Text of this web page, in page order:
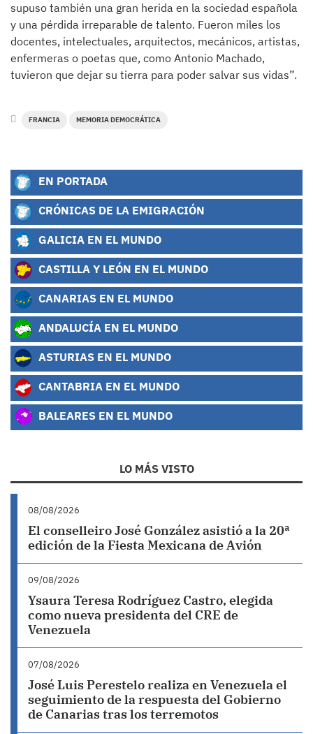
supuso también una gran herida en la sociedad española
y una pérdida irreparable de talento. Fueron miles los
docentes, intelectuales, arquitectos, mecánicos, artistas,
enfermeras o poetas que, como Antonio Machado,
tuvieron que dejar su tierra para poder salvar sus vidas”.
FRANCIA MEMORIA DEMOCRÁTICA
EN PORTADA
CRÓNICAS DE LA EMIGRACIÓN
GALICIA EN EL MUNDO
CASTILLA Y LEÓN EN EL MUNDO
CANARIAS EN EL MUNDO
ANDALUCÍA EN EL MUNDO
ASTURIAS EN EL MUNDO
CANTABRIA EN EL MUNDO
BALEARES EN EL MUNDO
LO MÁS VISTO
08/08/2026
El conselleiro José González asistió a la 20ª
edición de la Fiesta Mexicana de Avión
09/08/2026
Ysaura Teresa Rodríguez Castro, elegida
como nueva presidenta del CRE de
Venezuela
07/08/2026
José Luis Perestelo realiza en Venezuela el
seguimiento de la respuesta del Gobierno
de Canarias tras los terremotos